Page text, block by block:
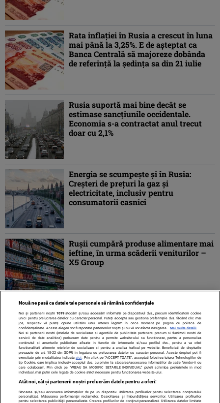
Rata inflației în Rusia a crescut în luna
mai până la 3,25%. E de așteptat ca
Banca Centrală să majoreze dobânda
de referință la ședința sa din 21 iulie
Rusia suportă mai bine decât se
estimase sancțiunile occidentale.
Economia s-a contractat anul trecut
doar cu 2,1%
Energia se scumpeşte şi în Rusia:
Creşteri de preţuri la gaz şi
electricitate, inclusiv pentru
consumatorii casnici
Ruşii cumpără produse alimentare mai
ieftine, în urma scăderii veniturilor –
X5 Group
1 2 »
Contact Despre noi Termeni și condiții
Nouă ne pasă ca datele tale personale să rămână confidențiale
Noi și partenerii noștri 1019stocăm și/sau accesăm informații pe dispozitivul dvs., precum identificatorii cookie
unici pentru prelucrarea datelor cu caracter personal. Puteți accepta sau gestiona preferințele dvs. făcând clic mai
jos, respectiv vă puteți opune utilizării unui interes legitim în orice moment pe pagina cu politica de
confidențialitate. Aceste alegeri vor fi raportate partenerilor noștri și nu vă vor afecta navigarea.
Mai multe detalii
Noi si partenerii nostri (retelele de socializare si agentiile de publicitate partenere, precum si furnizorii nostri de
servicii de date analitice) prelucram date pentru a permite website-ului sa functioneze, pentru a personaliza
continutul si anunturile publicitare afisate in functie de interesele si/sau profilul dvs., pentru a va oferi
functionalitati aferente retelelor de socializare si pentru a analiza traficul pe website. Beneficiati de drepturile
prevazute de art. 15-22 din GDPR in legatura cu prelucrarea datelor cu caracter personal. Aceste drepturi pot fi
exercitate prin modalitatea indicataaici . Prin click pe “ACCEPT TOATE”, acceptati folosirea tuturor Tehnologiilor de
tip Cookie, care implica inclusiv acceptul dvs. cu privire la stocarea/accesarea informatiilor de catre Vendor-ii cu
care colaboram. Prin click pe “VREAU SA MODIFIC SETARILE INDIVIDUAL” puteti schimba preferintele in mod
individual, mai putin cele legate de cookie strict necesare pentru functionarea website-ului.
Atât noi, cât și partenerii noștri prelucrăm datele pentru a oferi:
Stocarea și/sau accesarea informațiilor de pe un dispozitiv. Utilizarea profilurilor pentru selectarea conținutului
personalizat. Măsurarea performanței reclamelor. Dezvoltarea și îmbunătățirea serviciilor. Utilizarea profilurilor
pentru selectarea publicității personalizate. Crearea profilurilor de conținut personalizat. Utilizarea datelor limitate